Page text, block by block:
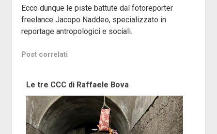
Ecco dunque le piste battute dal fotoreporter
freelance Jacopo Naddeo, specializzato in
reportage antropologici e sociali.
Post correlati
Le tre CCC di Raffaele Bova